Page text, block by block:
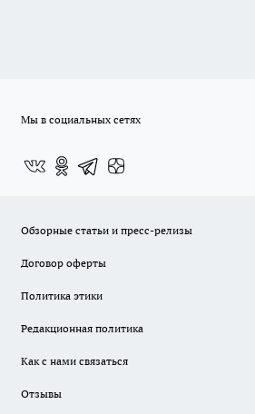
Мы в социальных сетях
Обзорные статьи и пресс-релизы
Договор оферты
Политика этики
Редакционная политика
Как с нами связаться
Отзывы